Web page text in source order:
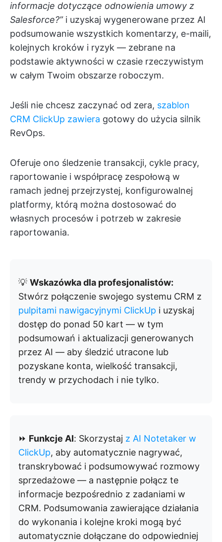
informacje dotyczące odnowienia umowy z
Salesforce?”i uzyskaj wygenerowane przez AI
podsumowanie wszystkich komentarzy, e-maili,
kolejnych kroków i ryzyk — zebrane na
podstawie aktywności w czasie rzeczywistym
w całym Twoim obszarze roboczym.
Jeśli nie chcesz zaczynać od zera, szablon
CRM ClickUp zawiera gotowy do użycia silnik
RevOps.
Oferuje ono śledzenie transakcji, cykle pracy,
raportowanie i współpracę zespołową w
ramach jednej przejrzystej, konfigurowalnej
platformy, którą można dostosować do
własnych procesów i potrzeb w zakresie
raportowania.
💡 Wskazówka dla profesjonalistów:
Stwórz połączenie swojego systemu CRM z
pulpitami nawigacyjnymi ClickUp i uzyskaj
dostęp do ponad 50 kart — w tym
podsumowań i aktualizacji generowanych
przez AI — aby śledzić utracone lub
pozyskane konta, wielkość transakcji,
trendy w przychodach i nie tylko.
⏩ Funkcje AI: Skorzystaj z AI Notetaker w
ClickUp, aby automatycznie nagrywać,
transkrybować i podsumowywać rozmowy
sprzedażowe — a następnie połącz te
informacje bezpośrednio z zadaniami w
CRM. Podsumowania zawierające działania
do wykonania i kolejne kroki mogą być
automatycznie dołączane do odpowiedniej